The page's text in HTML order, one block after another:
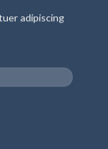
adipiscing